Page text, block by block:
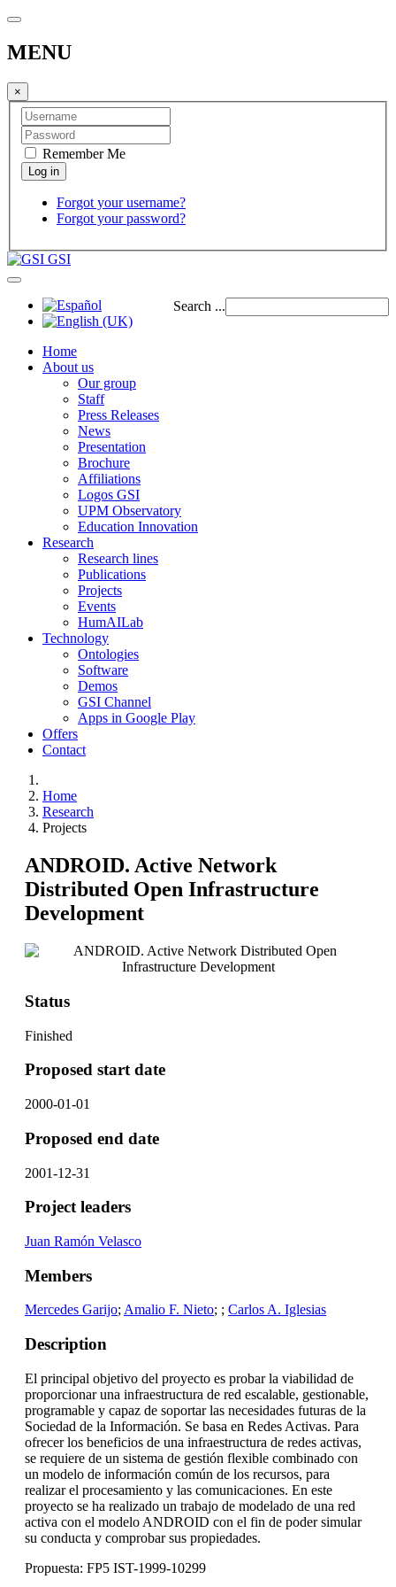
MENU
×
Remember Me
Forgot your username?
Forgot your password?
GSI
Search ...
Home
About us
Our group
Staff
Press Releases
News
Presentation
Brochure
Affiliations
Logos GSI
UPM Observatory
Education Innovation
Research
Research lines
Publications
Projects
Events
HumAILab
Technology
Ontologies
Software
Demos
GSI Channel
Apps in Google Play
Offers
Contact
Home
Research
Projects
ANDROID. Active Network
Distributed Open Infrastructure
Development
Status
Finished
Proposed start date
2000-01-01
Proposed end date
2001-12-31
Project leaders
Juan Ramón Velasco
Members
Mercedes Garijo;Amalio F. Nieto; ; Carlos A. Iglesias
Description
El principal objetivo del proyecto es probar la viabilidad de
proporcionar una infraestructura de red escalable, gestionable,
programable y capaz de soportar las necesidades futuras de la
Sociedad de la Información. Se basa en Redes Activas. Para
ofrecer los beneficios de una infraestructura de redes activas,
se requiere de un sistema de gestión flexible combinado con
un modelo de información común de los recursos, para
realizar el procesamiento y las comunicaciones. En este
proyecto se ha realizado un trabajo de modelado de una red
activa con el modelo ANDROID con el fin de poder simular
su conducta y comprobar sus propiedades.
Propuesta: FP5 IST-1999-10299